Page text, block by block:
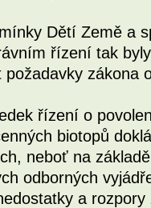
Dětí Země a
řízení tak
požadavky zákona
řízení o
biotopů
neboť na
odborných
a